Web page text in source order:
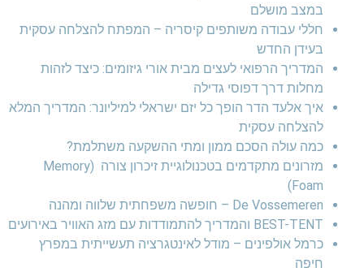
במצב מושלם
חללי עבודה משותפים קיסריה – המפתח להצלחה עסקית
בעידן החדש
המדריך הרפואי לעצים מבית אורי גיזומים: כיצד לזהות
מחלות דרך דפוסי גדילה
איך אלעד הדר הופך כל יזם ישראלי למיליונר: המדריך המלא
להצלחה עסקית
כמה עולה הסכם ממון ומתי ההשקעה משתלמת?
מזרונים מתקדמים בטכנולוגיית זיכרון צורה (Memory
Foam)
De Vossemeren – חופשה משפחתית שלווה ומהנה
BEST-TENT והמדריך להתמודדות עם מזג האוויר באירועים
כרמל אולפינים – מודל לאינטגרציה תעשייתית במפרץ
חיפה